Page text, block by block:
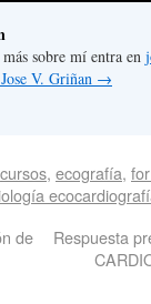
sobre mí entra en
V. Griñan →
cursos, ecografía,
de
Respuesta